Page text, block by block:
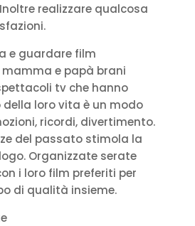
realizzare qualcosa
e guardare film
e papà brani
tv che hanno
loro vita è un modo
ricordi, divertimento.
del passato stimola la
Organizzate serate
i loro film preferiti per
di qualità insieme.